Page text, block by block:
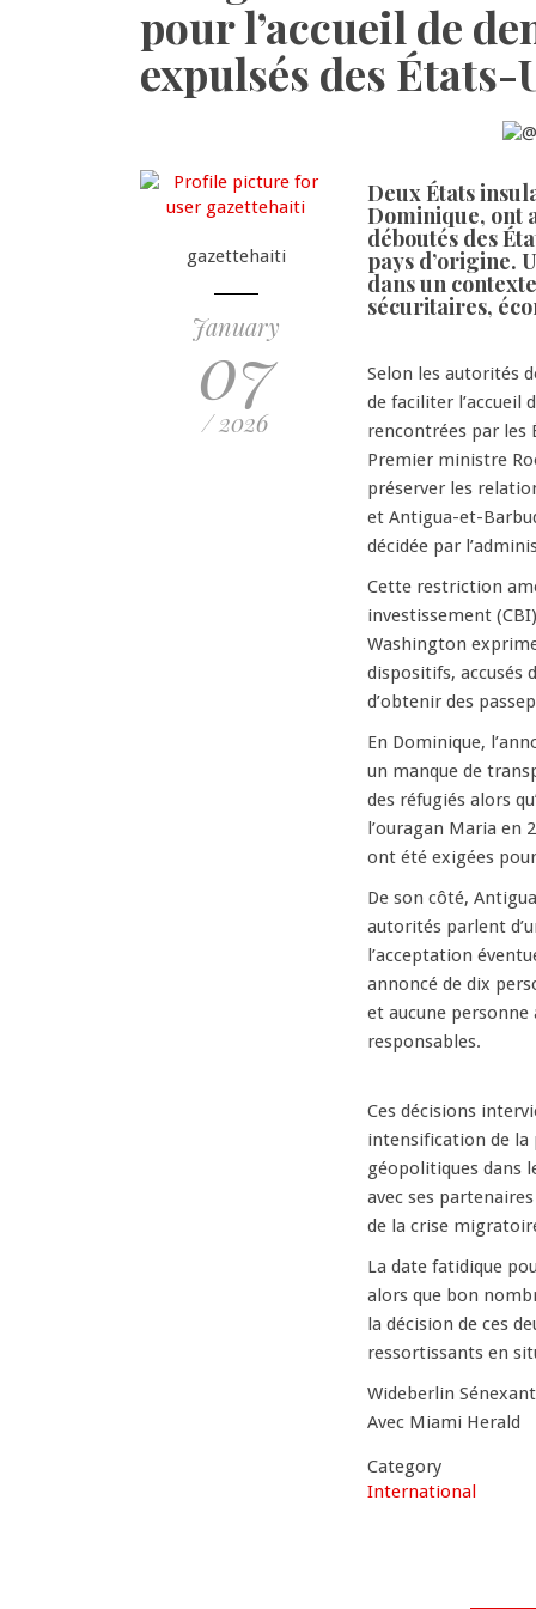
pour l’accueil de
expulsés des États-
gazettehaiti
January
07
/ 2026
Deux États
Dominique, ont
déboutés des
pays d’origine.
dans un
sécuritaires,
Selon les autorités
de faciliter l’accueil
rencontrées par les
Premier ministre
préserver les
et Antigua-et-
décidée par
Cette restriction
investissement
Washington
dispositifs, accusés
d’obtenir des
En Dominique,
un manque de
des réfugiés alors
l’ouragan Maria en
ont été exigées
De son côté,
autorités parlent
l’acceptation
annoncé de dix
et aucune
responsables.
Ces décisions
intensification de
géopolitiques dans
avec ses
de la crise
La date fatidique
alors que bon
la décision de ces
ressortissants en
Wideberlin Sénexant
Avec Miami Herald
Category
International